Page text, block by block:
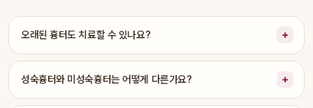
오래된 흉터도 치료할 수 있나요?
성숙흉터와 미성숙흉터는 어떻게 다른가요?